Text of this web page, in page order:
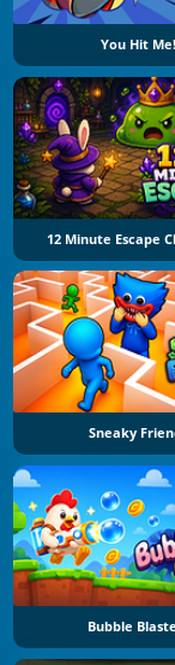
You Hit Me!
12 Minute Escape
Sneaky
Bubble